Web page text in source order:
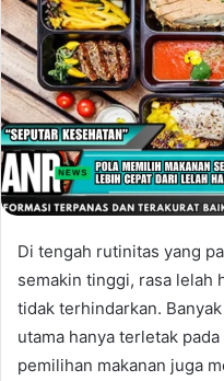
Di tengah rutinitas yang
semakin tinggi, rasa lelah
tidak terhindarkan.
utama hanya terletak
pemilihan makanan juga